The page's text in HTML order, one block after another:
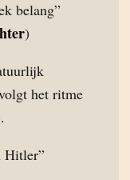
belang”
)
het ritme
Hitler”